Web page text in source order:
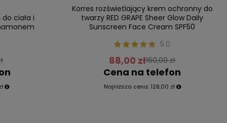
ciała i
Korres rozświetlający krem ochronny do
twarzy RED GRAPE Sheer Glow Daily
Sunscreen Face Cream SPF50
5.0
88,00 zł160,00 zł
Cena na telefon
Najniższa cena: 128,00 zł